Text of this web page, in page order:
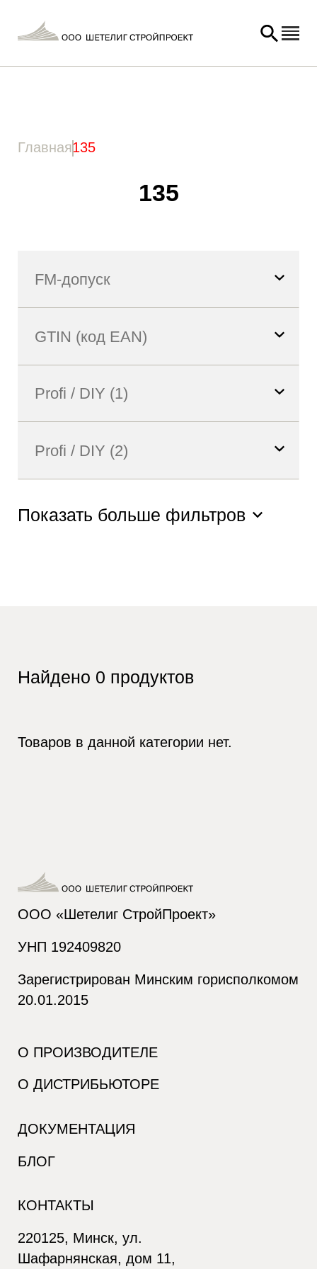
Главная135
135
Показать больше фильтров
Найдено 0 продуктов
Товаров в данной категории нет.
ООО «Шетелиг СтройПроект»
УНП 192409820
Зарегистрирован Минским горисполкомом
20.01.2015
О ПРОИЗВОДИТЕЛЕ
О ДИСТРИБЬЮТОРЕ
ДОКУМЕНТАЦИЯ
БЛОГ
КОНТАКТЫ
220125, Минск, ул.
Шафарнянская, дом 11,